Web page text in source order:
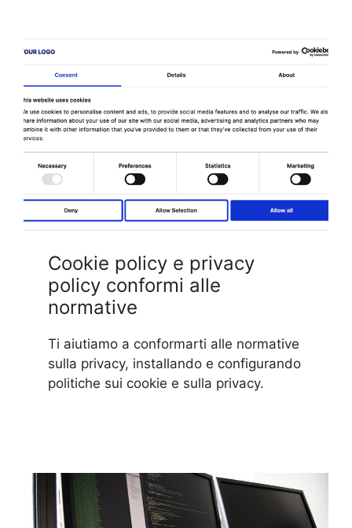
Cookie policy e privacy
policy conformi alle
normative
Ti aiutiamo a conformarti alle normative
sulla privacy, installando e configurando
politiche sui cookie e sulla privacy.